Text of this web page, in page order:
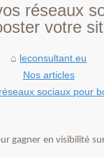
réseaux
votre
leconsultant.eu
Nos articles
sociaux pour
gagner en visibilité